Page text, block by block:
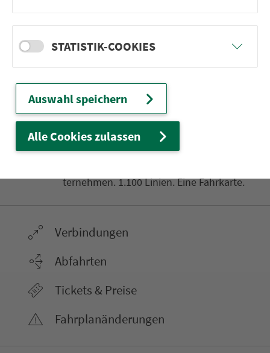
herunterladen
Ver­kehrs­ver­bund Groß­raum
Nürn­berg
ter­neh­men. 1.100 Linien. Eine Fahr­kar­te.
Ver­bin­dungen
Abfahrten
Tickets & Preise
Fahr­plan­ände­rungen
STATISTIK-COOKIES
Auswahl speichern
Alle Cookies zulassen